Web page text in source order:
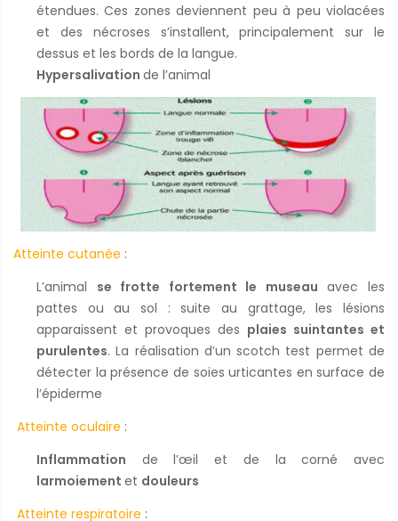
étendues. Ces zones deviennent peu à peu violacées
et des nécroses s’installent, principalement sur le
dessus et les bords de la langue.
Hypersalivation de l’animal
Atteinte cutanée :
L’animal se frotte fortement le museau avec les
pattes ou au sol : suite au grattage, les lésions
apparaissent et provoques des plaies suintantes et
purulentes. La réalisation d’un scotch test permet de
détecter la présence de soies urticantes en surface de
l’épiderme
Atteinte oculaire :
Inflammation de l’œil et de la corné avec
larmoiement et douleurs
Atteinte respiratoire :